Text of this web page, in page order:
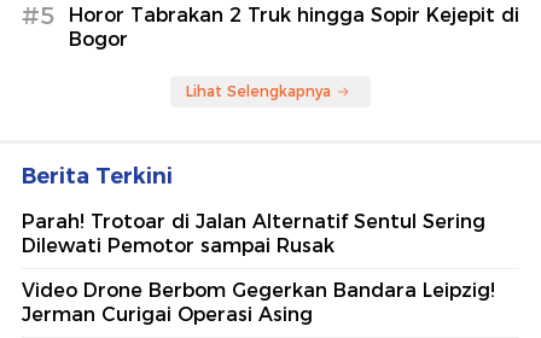
#5
Horor Tabrakan 2 Truk hingga Sopir Kejepit di
Bogor
Lihat Selengkapnya
Berita Terkini
Parah! Trotoar di Jalan Alternatif Sentul Sering
Dilewati Pemotor sampai Rusak
Video Drone Berbom Gegerkan Bandara Leipzig!
Jerman Curigai Operasi Asing